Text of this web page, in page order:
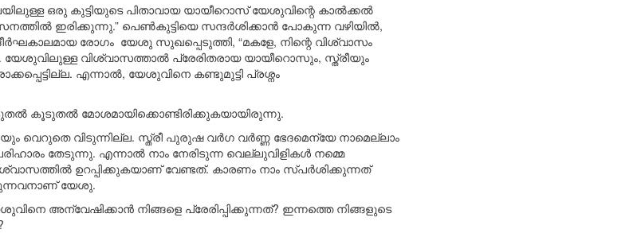
ഒരു കുട്ടിയുടെ പിതാവായ യായീറൊസ് യേശുവിന്റെ കാൽക്കൽ
ഇരിക്കുന്നു.” പെൺകുട്ടിയെ സന്ദർശിക്കാൻ പോകുന്ന വഴിയിൽ,
രോഗം യേശു സുഖപ്പെടുത്തി, “മകളേ, നിന്റെ വിശ്വാസം
യേശുവിലുള്ള വിശ്വാസത്താൽ പ്രേരിതരായ യായീറൊസും, സ്ത്രീയും
എന്നാൽ, യേശുവിനെ കണ്ടുമുട്ടി പ്രശ്നം
കൂടുതൽ മോശമായിക്കൊണ്ടിരിക്കുകയായിരുന്നു.
വെറുതെ വിടുന്നില്ല. സ്ത്രീ പുരുഷ വർഗ വർണ്ണ ഭേദമെന്യേ നാമെല്ലാം
തേടുന്നു. എന്നാൽ നാം നേരിടുന്ന വെല്ലുവിളികൾ നമ്മെ
ഉറപ്പിക്കുകയാണ് വേണ്ടത്. കാരണം നാം സ്പർശിക്കുന്നത്
യേശു.
അന്വേഷിക്കാൻ നിങ്ങളെ പ്രേരിപ്പിക്കുന്നത്? ഇന്നത്തെ നിങ്ങളുടെ